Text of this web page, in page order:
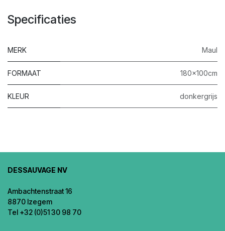
Specificaties
MERK Maul
FORMAAT 180x100cm
KLEUR donkergrijs
DESSAUVAGE NV
Ambachtenstraat 16
8870 Izegem
Tel +32 (0)51 30 98 70